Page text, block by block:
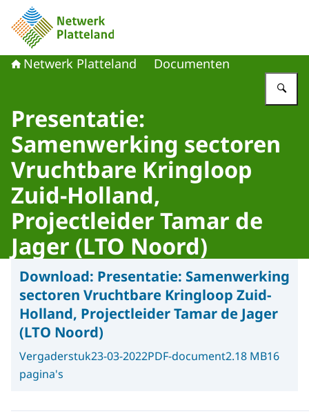
Naar de homepage van Netwerk Platteland
Netwerk Platteland Documenten
Presentatie:
Samenwerking sectoren
Vruchtbare Kringloop
Zuid-Holland,
Projectleider Tamar de
Jager (LTO Noord)
Download: Presentatie: Samenwerking
sectoren Vruchtbare Kringloop Zuid-
Holland, Projectleider Tamar de Jager
(LTO Noord)
Vergaderstuk23-03-2022PDF-document2.18 MB16
pagina's